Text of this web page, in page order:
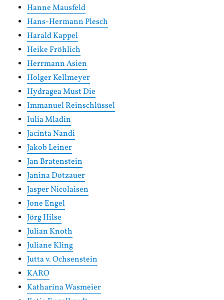
Hanne Mausfeld
Hans-Hermann Plesch
Harald Kappel
Heike Fröhlich
Herrmann Asien
Holger Kellmeyer
Hydragea Must Die
Immanuel Reinschlüssel
Iulia Mladin
Jacinta Nandi
Jakob Leiner
Jan Bratenstein
Janina Dotzauer
Jasper Nicolaisen
Jone Engel
Jörg Hilse
Julian Knoth
Juliane Kling
Jutta v. Ochsenstein
KARO
Katharina Wasmeier